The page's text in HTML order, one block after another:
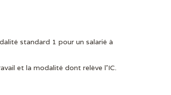
standard 1 pour un salarié à
et la modalité dont relève l’IC.